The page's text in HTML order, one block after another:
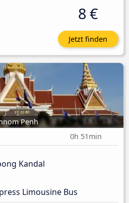
8 €
Jetzt finden
Penh
0h 51min
Kandal
Limousine Bus